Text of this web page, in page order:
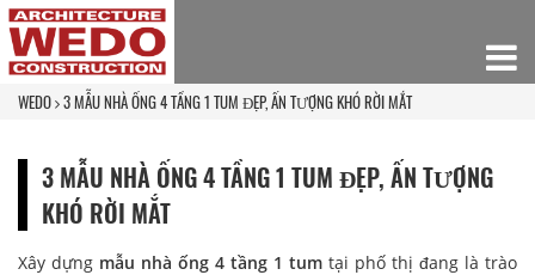
WEDO 3 MẪU NHÀ ỐNG 4 TẦNG 1 TUM ĐẸP, ẤN TƯỢNG KHÓ RỜI MẮT
3 MẪU NHÀ ỐNG 4 TẦNG 1 TUM ĐẸP, ẤN TƯỢNG
KHÓ RỜI MẮT
Xây dựng mẫu nhà ống 4 tầng 1 tum tại phố thị đang là trào